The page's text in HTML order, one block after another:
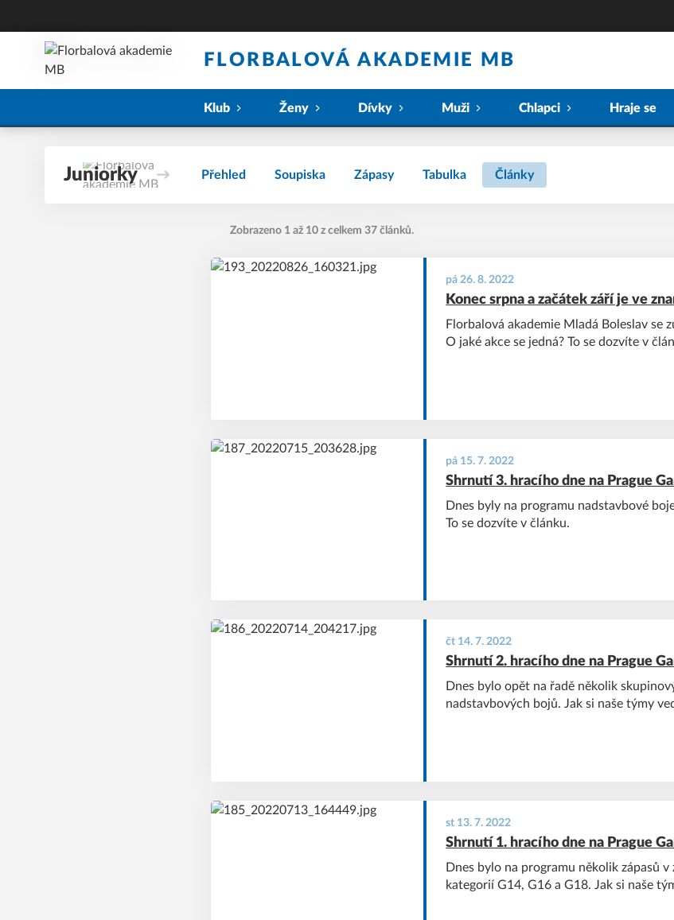
FLORBALOVÁ AKADEMIE MB
Klub Ženy Dívky Muži Chlapci Hraje se
Juniorky Přehled Soupiska Zápasy Tabulka Články
Zobrazeno 1 až 10 z celkem 37 článků.
pá 26. 8. 2022
Konec srpna a začátek září je ve
Florbalová akademie Mladá Boleslav se
O jaké akce se jedná? To se dozvíte v
pá 15. 7. 2022
Shrnutí 3. hracího dne na Prague
Dnes byly na programu nadstavbové
To se dozvíte v článku.
čt 14. 7. 2022
Shrnutí 2. hracího dne na Prague
Dnes bylo opět na řadě několik
nadstavbových bojů. Jak si naše týmy
st 13. 7. 2022
Shrnutí 1. hracího dne na Prague
Dnes bylo na programu několik zápasů
kategorií G14, G16 a G18. Jak si naše